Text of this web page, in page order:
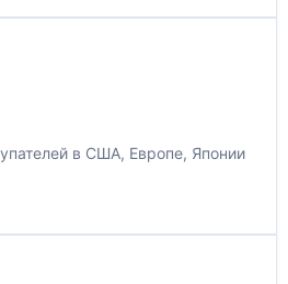
в США, Европе, Японии